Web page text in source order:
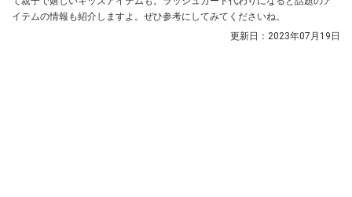
イテムの情報も紹介しますよ。ぜひ参考にしてみてくださいね。
更新日： 2023年07月19日